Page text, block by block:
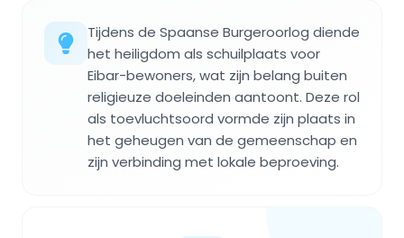
Tijdens de Spaanse Burgeroorlog diende
het heiligdom als schuilplaats voor
Eibar-bewoners, wat zijn belang buiten
religieuze doeleinden aantoont. Deze rol
als toevluchtsoord vormde zijn plaats in
het geheugen van de gemeenschap en
zijn verbinding met lokale beproeving.